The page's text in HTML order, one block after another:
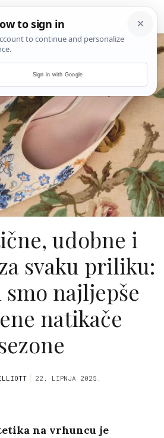
udobne i
svaku priliku:
najljepše
natikače
22. LIPNJA 2025.
na vrhuncu je
Sign in with Google